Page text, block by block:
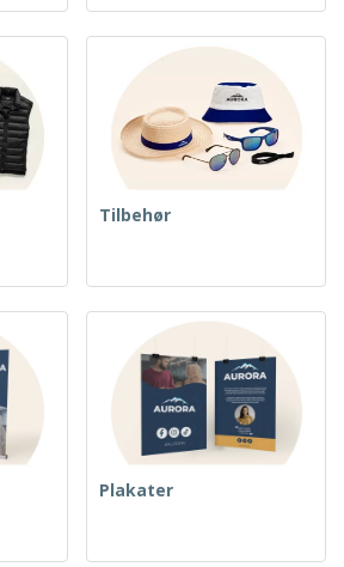
Tilbehør
Plakater